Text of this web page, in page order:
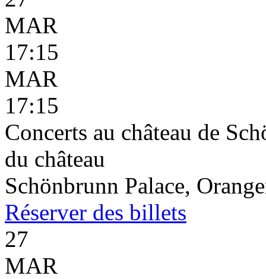
MAR
17:15
MAR
17:15
Concerts au château de
du château
Schönbrunn Palace,
Réserver des billets
27
MAR